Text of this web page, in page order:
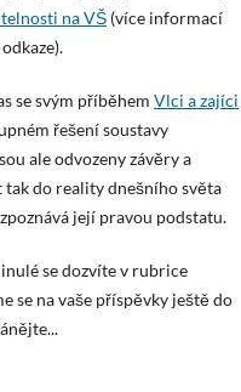
na VŠ (více informací
se svým příběhem Vlci a zajíci
řešení soustavy
ale odvozeny závěry a
tak do reality dnešního světa
její pravou podstatu.
se dozvíte v rubrice
se na vaše příspěvky ještě do